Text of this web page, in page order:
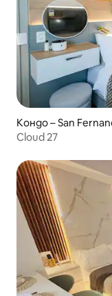
Кондо – San
Cloud 27